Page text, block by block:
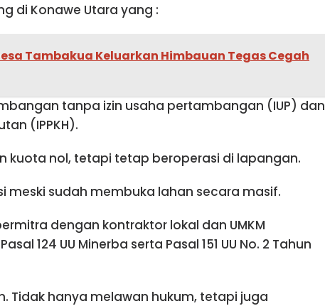
di Konawe Utara yang :
Tambakua Keluarkan Himbauan Tegas Cegah
tanpa izin usaha pertambangan (IUP) dan
(IPPKH).
kuota nol, tetapi tetap beroperasi di lapangan.
meski sudah membuka lahan secara masif.
dengan kontraktor lokal dan UMKM
124 UU Minerba serta Pasal 151 UU No. 2 Tahun
Tidak hanya melawan hukum, tetapi juga